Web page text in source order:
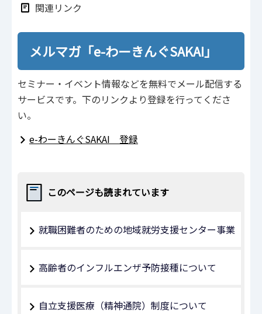
関連リンク
メルマガ「e-わーきんぐSAKAI」
セミナー・イベント情報などを無料でメール配信する
サービスです。下のリンクより登録を行ってくださ
い。
e-わーきんぐSAKAI 登録
このページも読まれています
就職困難者のための地域就労支援センター事業
高齢者のインフルエンザ予防接種について
自立支援医療（精神通院）制度について